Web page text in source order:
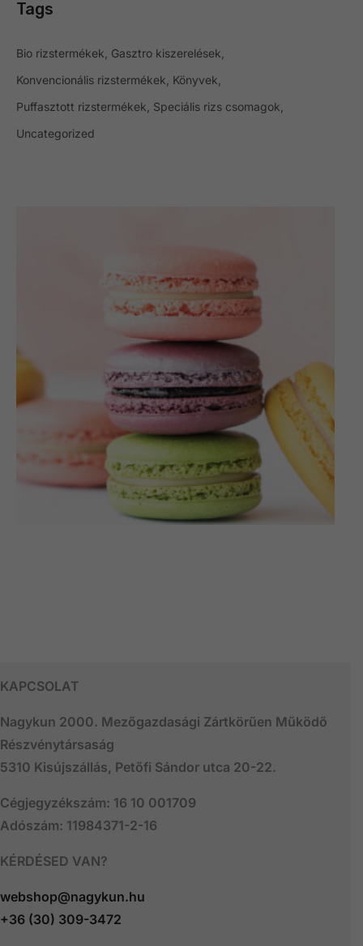
Tags
Bio rizstermékek Gasztro kiszerelések
Konvencionális rizstermékek Könyvek
Puffasztott rizstermékek Speciális rizs csomagok
Uncategorized
KAPCSOLAT
Nagykun 2000. Mezőgazdasági Zártkörűen Működő
Részvénytársaság
5310 Kisújszállás, Petőfi Sándor utca 20-22.
Cégjegyzékszám: 16 10 001709
Adószám: 11984371-2-16
KÉRDÉSED VAN?
webshop@nagykun.hu
+36 (30) 309-3472